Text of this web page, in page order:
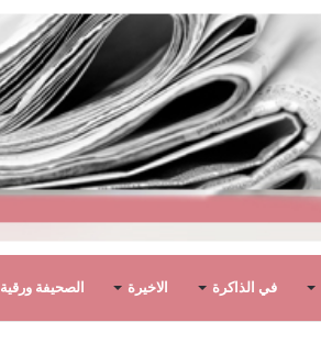
في الذاكرة الاخيرة الصحيفة ورقية